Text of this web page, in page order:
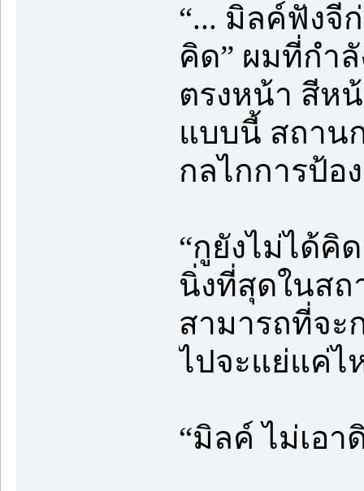
“... มิลค์ฟัง
คิด” ผมที่กำ
ตรงหน้า สีห
แบบนี้ สถาน
กลไกการป้อ
“กูยังไม่ได้คิ
นิ่งที่สุดในส
สามารถที่จะ
ไปจะแย่แค่ไ
“มิลค์ ไม่เอา